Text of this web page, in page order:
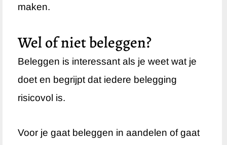
maken.
Wel of niet beleggen?
Beleggen is interessant als je weet wat je
doet en begrijpt dat iedere belegging
risicovol is.
Voor je gaat beleggen in aandelen of gaat